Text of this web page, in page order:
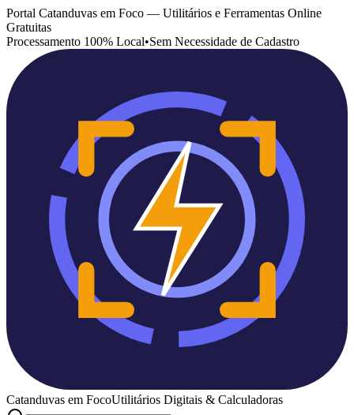
Portal Catanduvas em Foco — Utilitários e Ferramentas Online
Gratuitas
Processamento 100% Local•Sem Necessidade de Cadastro
Catanduvas em FocoUtilitários Digitais & Calculadoras